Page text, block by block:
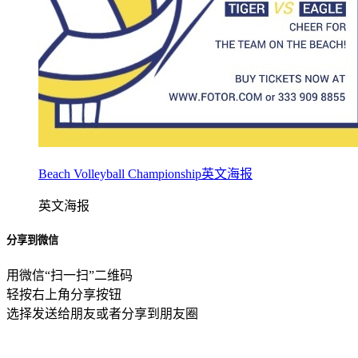
Beach Volleyball Championship英文海报
英文海报
分享到微信
用微信“扫一扫”二维码
轻按右上角分享按钮
选择发送给朋友或者分享到朋友圈